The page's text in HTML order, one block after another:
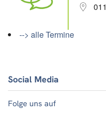
--> alle Termine
Social Media
Folge uns auf